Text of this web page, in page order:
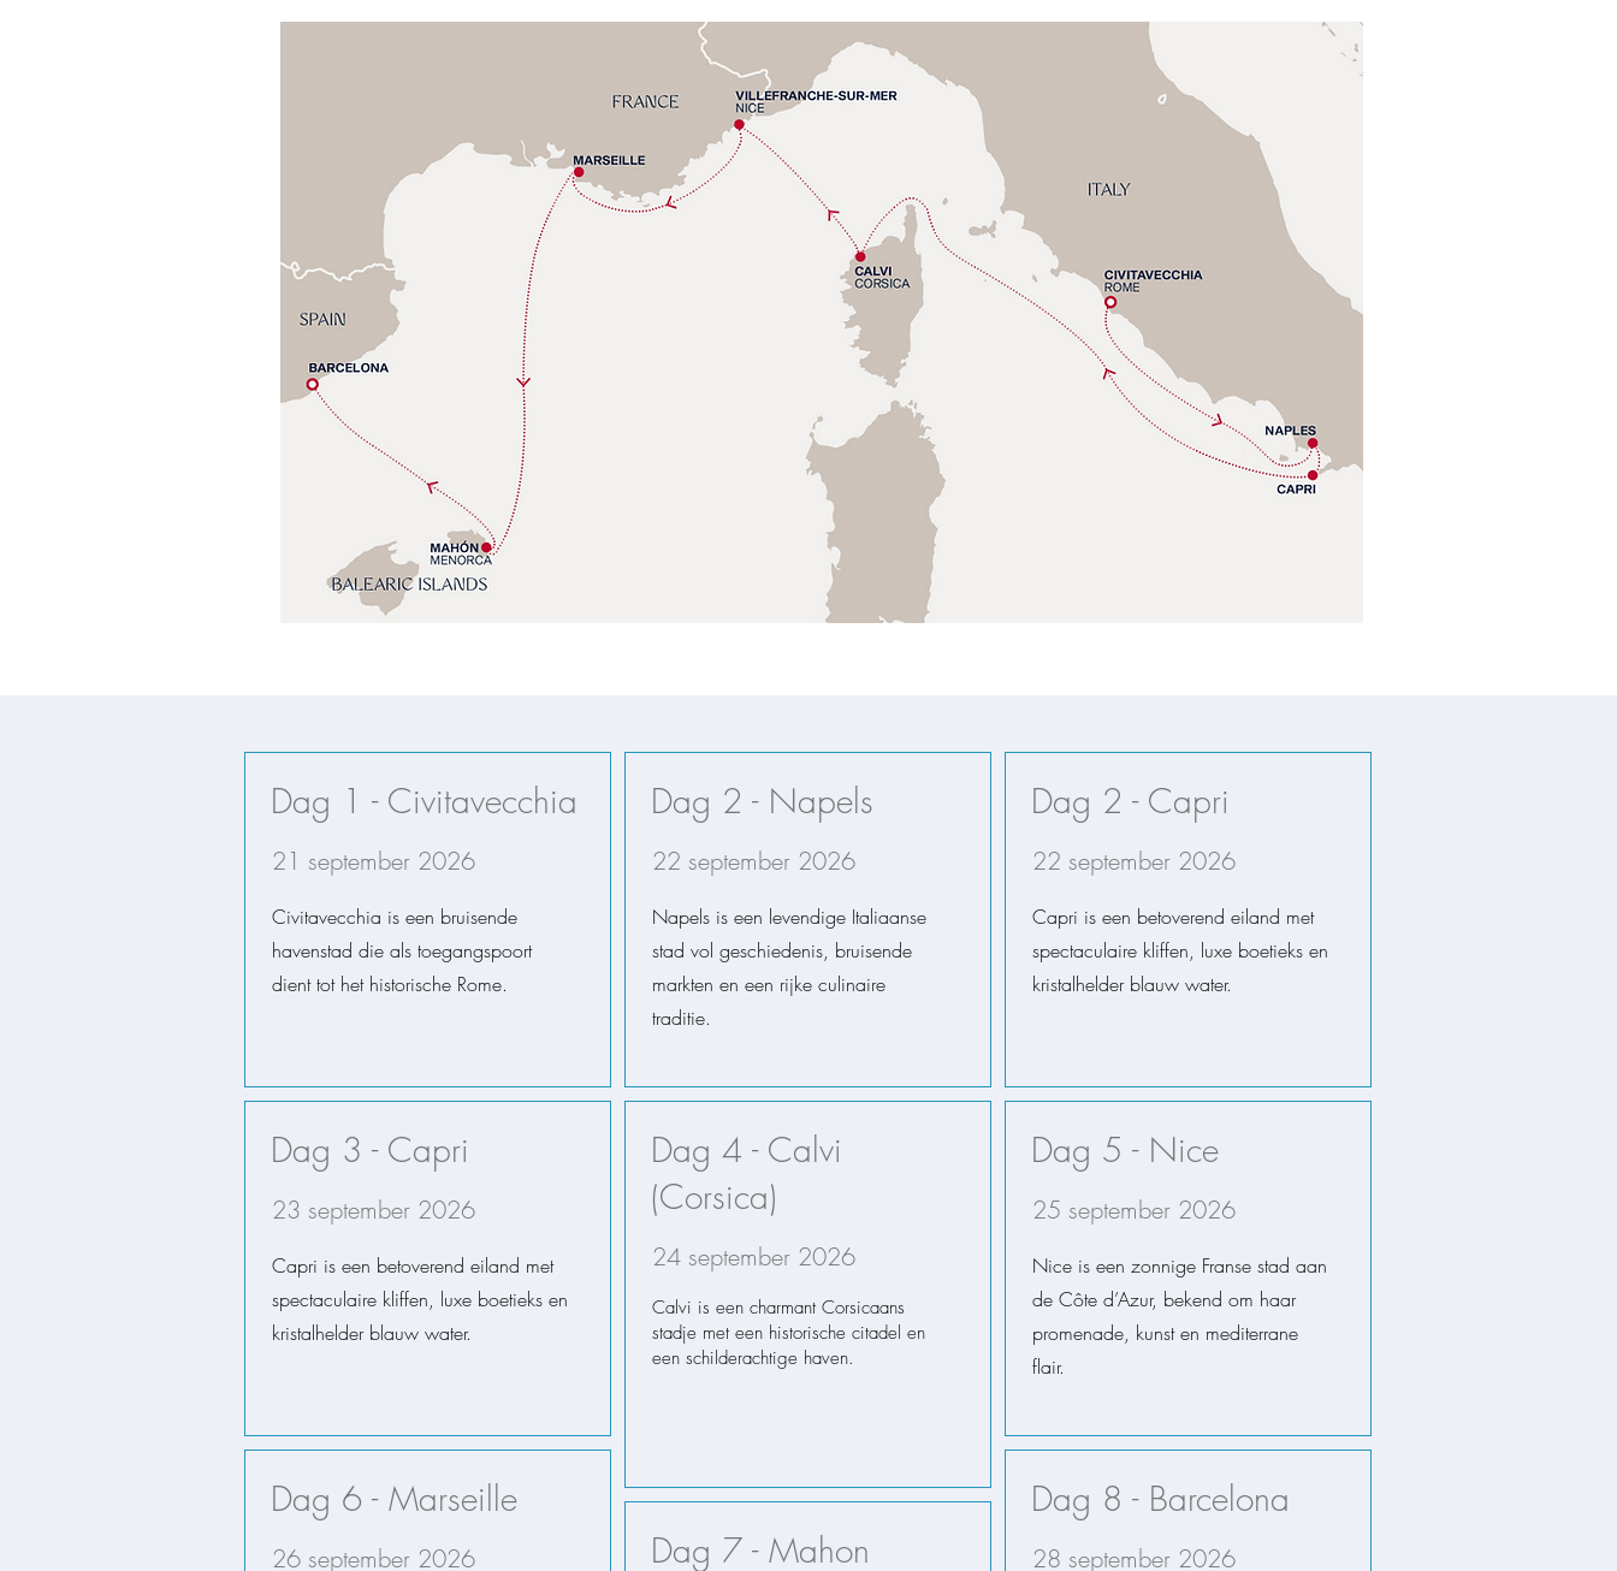
Dag 1 - Civitavecchia
21 september 2026
Civitavecchia is een bruisende
havenstad die als toegangspoort
dient tot het historische Rome.
Dag 3 - Capri
23 september 2026
Capri is een betoverend eiland met
spectaculaire kliffen, luxe boetieks en
kristalhelder blauw water.
Dag 6 - Marseille
26 september 2026
Dag 2 - Napels
22 september 2026
Napels is een levendige Italiaanse
stad vol geschiedenis, bruisende
markten en een rijke culinaire
traditie.
Dag 4 - Calvi
(Corsica)
24 september 2026
Calvi is een charmant Corsicaans
stadje met een historische citadel en
een schilderachtige haven.
Dag 7 - Mahon
Dag 2 - Capri
22 september 2026
Capri is een betoverend eiland met
spectaculaire kliffen, luxe boetieks en
kristalhelder blauw water.
Dag 5 - Nice
25 september 2026
Nice is een zonnige Franse stad aan
de Côte d’Azur, bekend om haar
promenade, kunst en mediterrane
flair.
Dag 8 - Barcelona
28 september 2026